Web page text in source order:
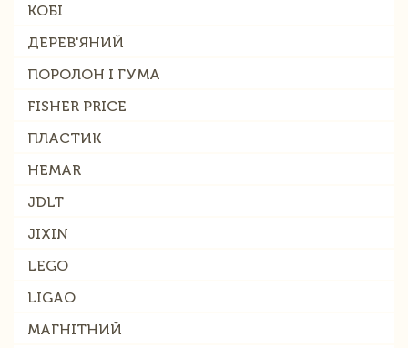
КОБІ
ДЕРЕВ'ЯНИЙ
ПОРОЛОН І ГУМА
FISHER PRICE
ПЛАСТИК
HEMAR
JDLT
JIXIN
LEGO
LIGAO
МАГНІТНИЙ